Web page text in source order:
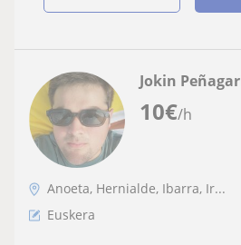
10€/h
Jokin
Anoeta, Hernialde, Ibarra, Ir...
Euskera